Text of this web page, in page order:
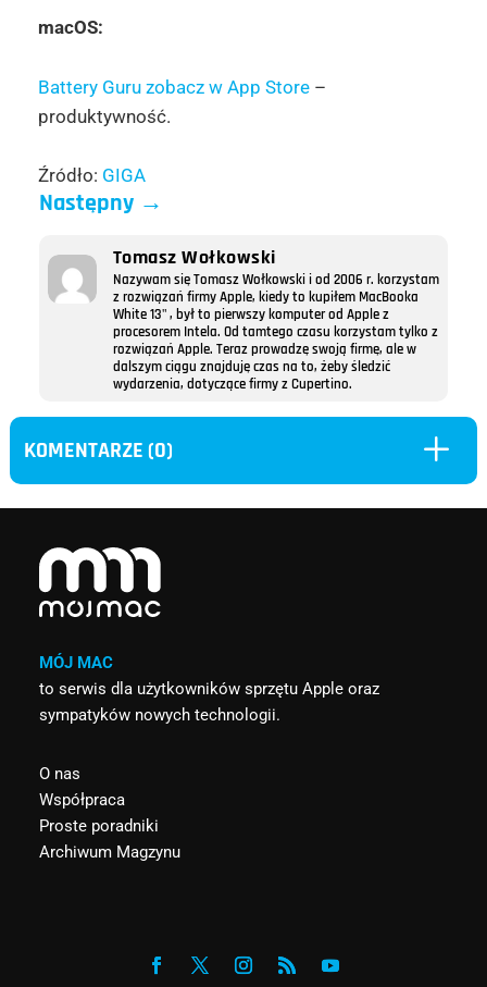
macOS:
Battery Guru zobacz w App Store–
produktywność.
Źródło: GIGA
Następny→
Tomasz Wołkowski
Nazywam się Tomasz Wołkowski i od 2006 r. korzystam
z rozwiązań firmy Apple, kiedy to kupiłem MacBooka
White 13" , był to pierwszy komputer od Apple z
procesorem Intela. Od tamtego czasu korzystam tylko z
rozwiązań Apple. Teraz prowadzę swoją firmę, ale w
dalszym ciągu znajduję czas na to, żeby śledzić
wydarzenia, dotyczące firmy z Cupertino.
KOMENTARZE (0) L
MÓJ MAC
to serwis dla użytkowników sprzętu Apple oraz
sympatyków nowych technologii.
O nas
Współpraca
Proste poradniki
Archiwum Magzynu